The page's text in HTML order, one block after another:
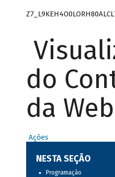
do
da Web
Ações
NESTA SEÇÃO
Programação